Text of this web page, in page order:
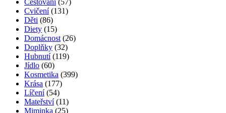
Cestování(57)
Cvičení(131)
Děti (86)
Diety (15)
Domácnost (26)
Doplňky (32)
Hubnutí(119)
Jídlo (60)
Kosmetika (399)
Krása (177)
Líčení(54)
Mateřství(11)
Miminka (25)